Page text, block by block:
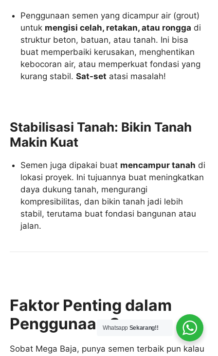
Penggunaan semen yang dicampur air (grout)
untuk mengisi celah, retakan, atau rongga di
struktur beton, batuan, atau tanah. Ini bisa
buat memperbaiki kerusakan, menghentikan
kebocoran air, atau memperkuat fondasi yang
kurang stabil.Sat-set atasi masalah!
Stabilisasi Tanah: Bikin Tanah
Makin Kuat
Semen juga dipakai buat mencampur tanah di
lokasi proyek. Ini tujuannya buat meningkatkan
daya dukung tanah, mengurangi
kompresibilitas, dan bikin tanah jadi lebih
stabil, terutama buat fondasi bangunan atau
jalan.
Faktor Penting dalam
Penggunaan Semen:
Sobat Mega Baja, punya semen terbaik pun kalau
Whatsapp Sekarang!!